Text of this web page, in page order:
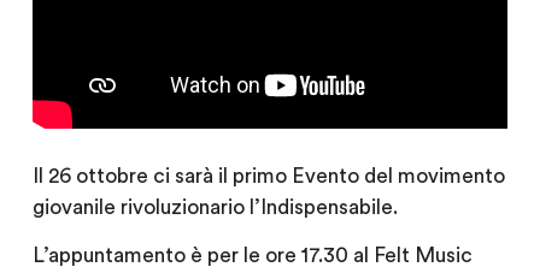
Il 26 ottobre ci sarà il primo Evento del movimento
giovanile rivoluzionario l’Indispensabile.
L’appuntamento è per le ore 17.30 al Felt Music